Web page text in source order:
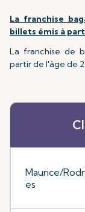
La franchise
billets émis à
La franchise de
partir de l'âge de
Maurice/
es